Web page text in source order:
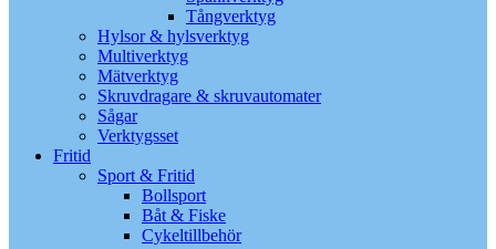
Tångverktyg
Hylsor & hylsverktyg
Multiverktyg
Mätverktyg
Skruvdragare & skruvautomater
Sågar
Verktygsset
Fritid
Sport & Fritid
Bollsport
Båt & Fiske
Cykeltillbehör